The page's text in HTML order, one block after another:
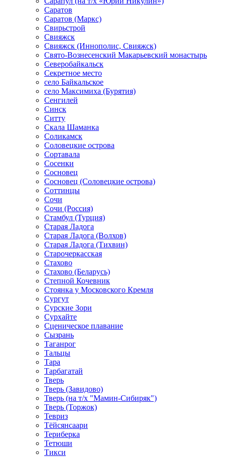
Саратов
Саратов (Маркс)
Свирьстрой
Свияжск
Свияжск (Иннополис, Свияжск)
Свято-Вознесенский Макарьевский монастырь
Северобайкальск
Секретное место
село Байкальское
село Максимиха (Бурятия)
Сенгилей
Синск
Ситту
Скала Шаманка
Соликамск
Соловецкие острова
Сортавала
Сосенки
Сосновец
Сосновец (Соловецкие острова)
Соттинцы
Сочи
Сочи (Россия)
Стамбул (Турция)
Старая Ладога
Старая Ладога (Волхов)
Старая Ладога (Тихвин)
Старочеркасская
Стахово
Стахово (Беларусь)
Степной Кочевник
Стоянка у Московского Кремля
Сургут
Сурские Зори
Сурхайте
Сценическое плавание
Сызрань
Таганрог
Тальцы
Тара
Тарбагатай
Тверь
Тверь (Завидово)
Тверь (на т/х "Мамин-Сибиряк")
Тверь (Торжок)
Тевриз
Тёйсянсаари
Териберка
Тетюши
Тикси